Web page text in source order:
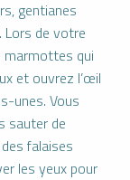
gentianes
Lors de votre
marmottes qui
et ouvrez l’œil
unes. Vous
sauter de
falaises
les yeux pour